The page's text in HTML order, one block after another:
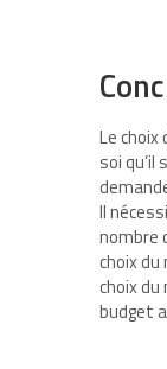
Le
soi
Il
nombre
choix
choix
budget